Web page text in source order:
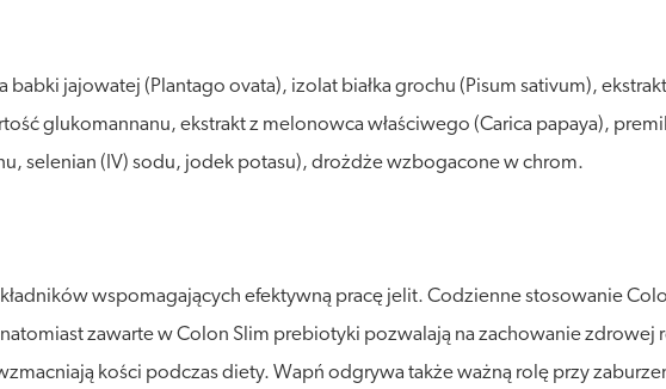
jajowatej (Plantago ovata), izolat białka grochu (Pisum sativum),
glukomannanu, ekstrakt z melonowca właściwego (Carica papaya),
selenian (IV) sodu, jodek potasu), drożdże wzbogacone w chrom.
wspomagających efektywną pracę jelit. Codzienne stosowanie
zawarte w Colon Slim prebiotyki pozwalają na zachowanie
kości podczas diety. Wapń odgrywa także ważną rolę przy